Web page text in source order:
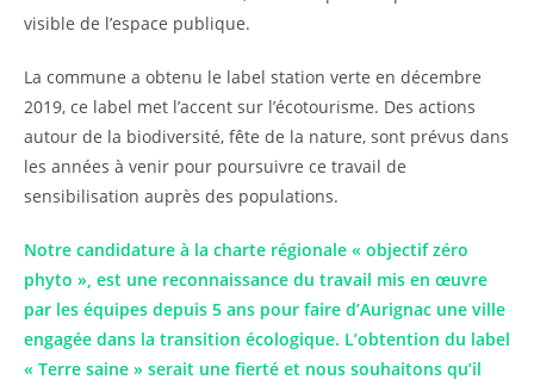
visible de l’espace publique.
La commune a obtenu le label station verte en décembre
2019, ce label met l’accent sur l’écotourisme. Des actions
autour de la biodiversité, fête de la nature, sont prévus dans
les années à venir pour poursuivre ce travail de
sensibilisation auprès des populations.
Notre candidature à la charte régionale « objectif zéro
phyto », est une reconnaissance du travail mis en œuvre
par les équipes depuis 5 ans pour faire d’Aurignac une ville
engagée dans la transition écologique. L’obtention du label
« Terre saine » serait une fierté et nous souhaitons qu’il